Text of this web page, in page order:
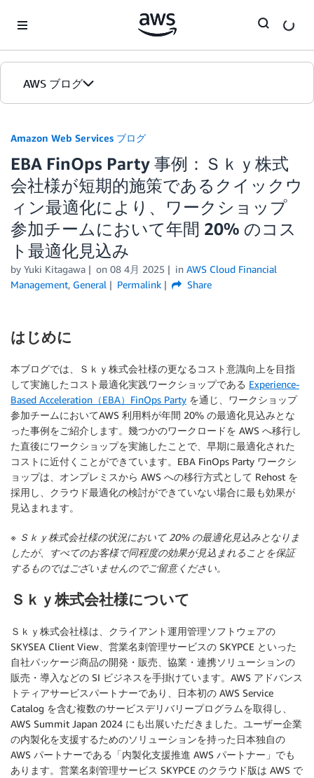
AWS ブログ
カテゴリ
エディション
Amazon Web Services ブログ
EBA FinOps Party 事例：Ｓｋｙ株式
会社様が短期的施策であるクイックウ
ィン最適化により、ワークショップ
参加チームにおいて年間 20% のコス
ト最適化見込み
by Yuki Kitagawa on 08 4月 2025 in AWS Cloud Financial
Management, General Permalink Share
はじめに
本ブログでは、Ｓｋｙ株式会社様の更なるコスト意識向上を目指
して実施したコスト最適化実践ワークショップである Experience-
Based Acceleration（EBA）FinOps Party を通じ、ワークショップ
参加チームにおいてAWS 利用料が年間 20% の最適化見込みとな
った事例をご紹介します。幾つかのワークロードを AWS へ移行し
た直後にワークショップを実施したことで、早期に最適化された
コストに近付くことができています。EBA FinOps Party ワークシ
ョップは、オンプレミスから AWS への移行方式として Rehost を
採用し、クラウド最適化の検討ができていない場合に最も効果が
見込まれます。
※ Ｓｋｙ株式会社様の状況において 20% の最適化見込みとなりま
したが、すべてのお客様で同程度の効果が見込まれることを保証
するものではございませんのでご留意ください。
Ｓｋｙ株式会社様について
Ｓｋｙ株式会社様は、クライアント運用管理ソフトウェアの
SKYSEA Client View、営業名刺管理サービスの SKYPCE といった
自社パッケージ商品の開発・販売、協業・連携ソリューションの
販売・導入などの SI ビジネスを手掛けています。AWS アドバンス
トティアサービスパートナーであり、日本初の AWS Service
Catalog を含む複数のサービスデリバリープログラムを取得し、
AWS Summit Japan 2024 にも出展いただきました。ユーザー企業
の内製化を支援するためのソリューションを持った日本独自の
AWS パートナーである「内製化支援推進 AWS パートナー」でも
あります。営業名刺管理サービス SKYPCE のクラウド版は AWS で